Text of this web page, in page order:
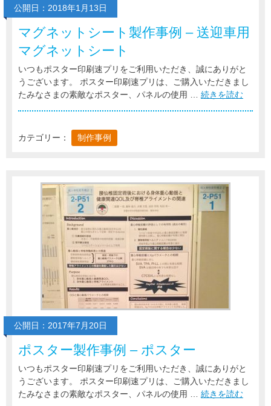
公開日：2018年1月13日
マグネットシート製作事例 – 送迎車用
マグネットシート
いつもポスター印刷速プリをご利用いただき、誠にありがと
うございます。 ポスター印刷速プリは、ご購入いただきまし
たみなさまの素敵なポスター、パネルの使用 … 続きを読む
カテゴリー： 制作事例
公開日：2017年7月20日
ポスター製作事例 – ポスター
いつもポスター印刷速プリをご利用いただき、誠にありがと
うございます。 ポスター印刷速プリは、ご購入いただきまし
たみなさまの素敵なポスター、パネルの使用 … 続きを読む